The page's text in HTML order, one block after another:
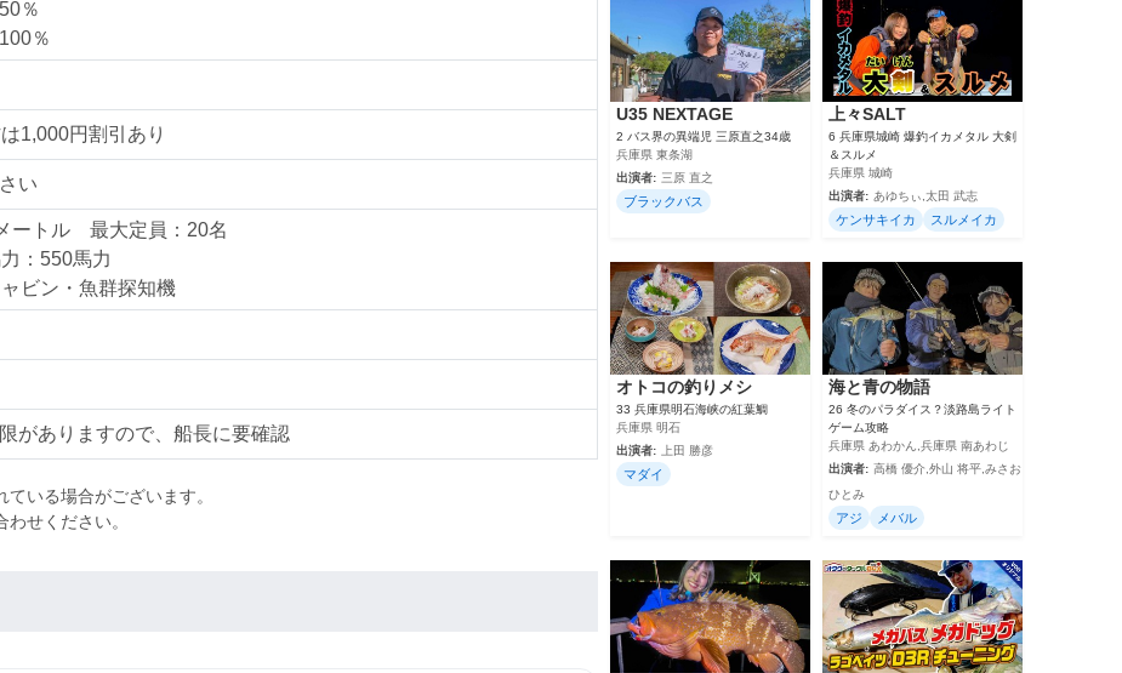
％
％
1,000円割引あり
い
ートル 最大定員：20名
：550馬力
ビン・魚群探知機
ありますので、船長に要確認
いる場合がございます。
せください。
U35 NEXTAGE
2 バス界の異端児 三原直之34歳
兵庫県 東条湖
出演者: 三原 直之
ブラックバス
上々SALT
6 兵庫県城崎 爆釣イカメタル 大剣
＆スルメ
兵庫県 城崎
出演者: あゆちぃ,太田 武志
ケンサキイカ スルメイカ
オトコの釣りメシ
33 兵庫県明石海峡の紅葉鯛
兵庫県 明石
出演者:
上田 勝彦
マダイ
海と青の物語
26 冬のパラダイス？淡路島ライト
ゲーム攻略
兵庫県 あわかん,兵庫県 南あわじ
出演者: 高橋 優介,外山 将平,みさお
ひとみ
アジ メバル